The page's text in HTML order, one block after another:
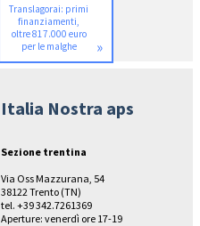
Translagorai: primi
finanziamenti,
oltre 817.000 euro
per le malghe
»
Italia Nostra aps
Sezione trentina
Via Oss Mazzurana, 54
38122 Trento (TN)
tel. +39 342.7261369
Aperture: venerdì ore 17-19